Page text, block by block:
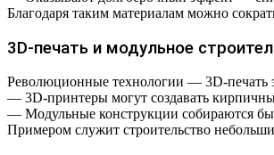
Благодаря таким материалам можно
3D-печать и модульное
Революционные технологии — 3D-печать
— 3D-принтеры могут создавать
— Модульные конструкции собираются
Примером служит строительство